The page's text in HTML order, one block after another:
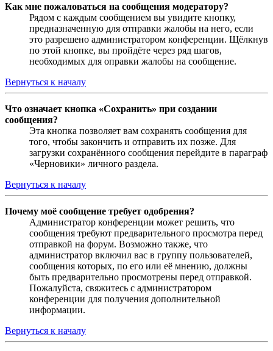
Как мне пожаловаться на сообщения модератору?
Рядом с каждым сообщением вы увидите кнопку,
предназначенную для отправки жалобы на него, если
это разрешено администратором конференции. Щёлкнув
по этой кнопке, вы пройдёте через ряд шагов,
необходимых для оправки жалобы на сообщение.
Вернуться к началу
Что означает кнопка «Сохранить» при создании
сообщения?
Эта кнопка позволяет вам сохранять сообщения для
того, чтобы закончить и отправить их позже. Для
загрузки сохранённого сообщения перейдите в параграф
«Черновики» личного раздела.
Вернуться к началу
Почему моё сообщение требует одобрения?
Администратор конференции может решить, что
сообщения требуют предварительного просмотра перед
отправкой на форум. Возможно также, что
администратор включил вас в группу пользователей,
сообщения которых, по его или её мнению, должны
быть предварительно просмотрены перед отправкой.
Пожалуйста, свяжитесь с администратором
конференции для получения дополнительной
информации.
Вернуться к началу